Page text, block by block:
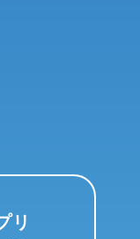
リ